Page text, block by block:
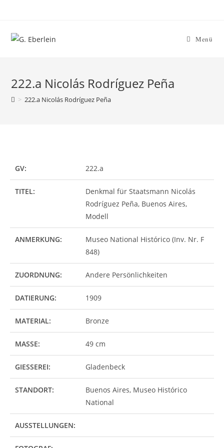
Menü
222.a Nicolás Rodríguez Peña
> 222.a Nicolás Rodríguez Peña
GV: 222.a
TITEL:
Denkmal für Staatsmann Nicolás
Rodríguez Peña, Buenos Aires,
Modell
ANMERKUNG:
Museo National Histórico (Inv. Nr. F
848)
ZUORDNUNG: Andere Persönlichkeiten
DATIERUNG: 1909
MATERIAL: Bronze
MASSE: 49 cm
GIESSEREI: Gladenbeck
STANDORT:
Buenos Aires, Museo Histórico
National
AUSSTELLUNGEN: